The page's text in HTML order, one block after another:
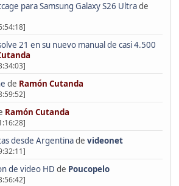
para Samsung Galaxy S26 Ultrade
21 en su nuevo manual de casi 4.500
de Ramón Cutanda
Ramón Cutanda
desde Argentinade videonet
de video HD de Poucopelo